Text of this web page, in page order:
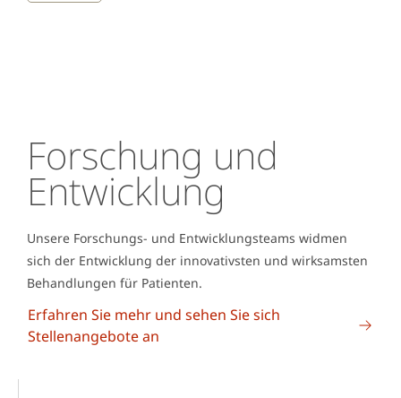
Forschung und
Entwicklung
Unsere Forschungs- und Entwicklungsteams widmen
sich der Entwicklung der innovativsten und wirksamsten
Behandlungen für Patienten.
Erfahren Sie mehr und sehen Sie sich
Stellenangebote an